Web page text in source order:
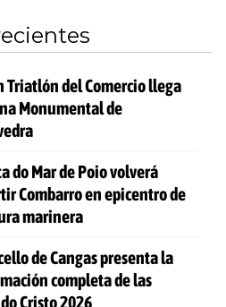
Triatlón del Comercio llega
Monumental de
do Mar de Poio volverá
Combarro en epicentro de
marinera
de Cangas presenta la
completa de las
Cristo 2026